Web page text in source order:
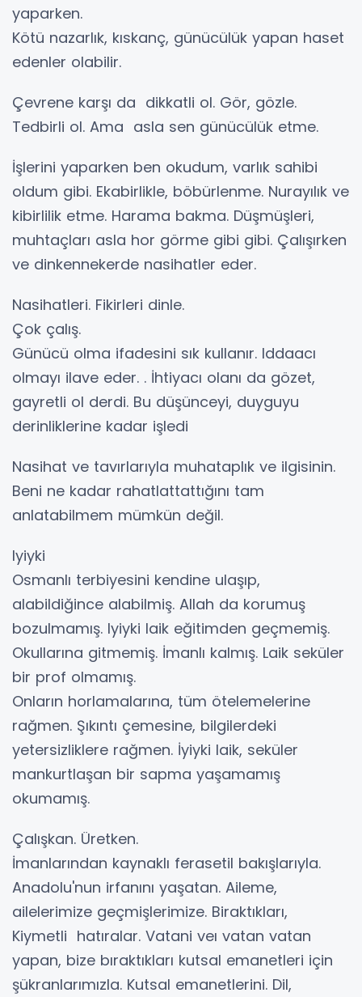
yaparken.
Kötü nazarlık, kıskanç, günücülük yapan haset
edenler olabilir.
Çevrene karşı da dikkatli ol. Gör, gözle.
Tedbirli ol. Ama asla sen günücülük etme.
İşlerini yaparken ben okudum, varlık sahibi
oldum gibi. Ekabirlikle, böbürlenme. Nurayılık ve
kibirlilik etme. Harama bakma. Düşmüşleri,
muhtaçları asla hor görme gibi gibi. Çalışırken
ve dinkennekerde nasihatler eder.
Nasihatleri. Fikirleri dinle.
Çok çalış.
Günücü olma ifadesini sık kullanır. Iddaacı
olmayı ilave eder. . İhtiyacı olanı da gözet,
gayretli ol derdi. Bu düşünceyi, duyguyu
derinliklerine kadar işledi
Nasihat ve tavırlarıyla muhataplık ve ilgisinin.
Beni ne kadar rahatlattattığını tam
anlatabilmem mümkün değil.
Iyiyki
Osmanlı terbiyesini kendine ulaşıp,
alabildiğince alabilmiş. Allah da korumuş
bozulmamış. Iyiyki laik eğitimden geçmemiş.
Okullarına gitmemiş. İmanlı kalmış. Laik seküler
bir prof olmamış.
Onların horlamalarına, tüm ötelemelerine
rağmen. Şıkıntı çemesine, bilgilerdeki
yetersizliklere rağmen. İyiyki laik, seküler
mankurtlaşan bir sapma yaşamamış
okumamış.
Çalışkan. Üretken.
İmanlarından kaynaklı ferasetil bakışlarıyla.
Anadolu'nun irfanını yaşatan. Aileme,
ailelerimize geçmişlerimize. Biraktıkları,
Kiymetli hatıralar. Vatani veı vatan vatan
yapan, bize bıraktıkları kutsal emanetleri için
şükranlarımızla. Kutsal emanetlerini. Dil,